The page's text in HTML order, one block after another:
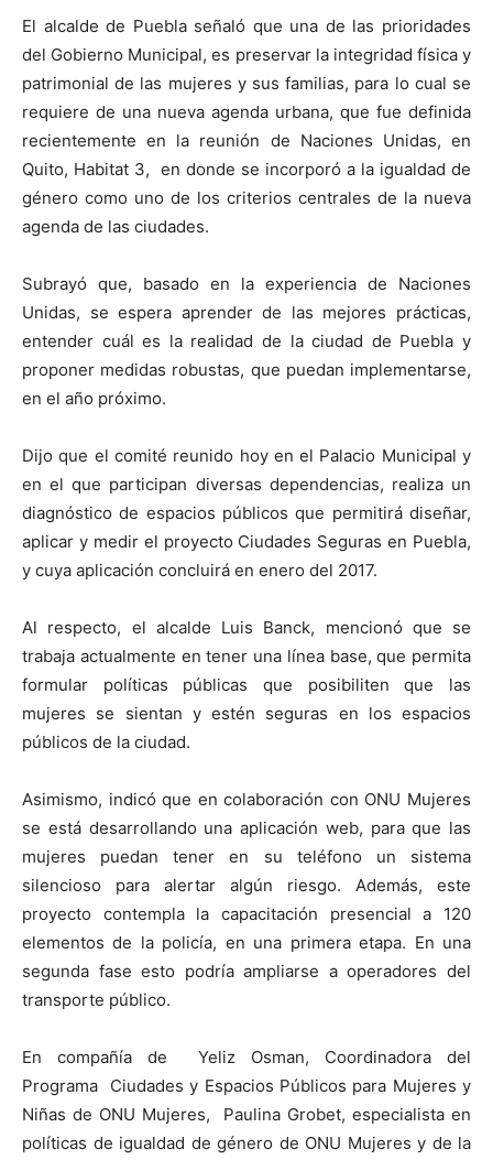
El alcalde de Puebla señaló que una de las prioridades
del Gobierno Municipal, es preservar la integridad física y
patrimonial de las mujeres y sus familias, para lo cual se
requiere de una nueva agenda urbana, que fue definida
recientemente en la reunión de Naciones Unidas, en
Quito, Habitat 3, en donde se incorporó a la igualdad de
género como uno de los criterios centrales de la nueva
agenda de las ciudades.
Subrayó que, basado en la experiencia de Naciones
Unidas, se espera aprender de las mejores prácticas,
entender cuál es la realidad de la ciudad de Puebla y
proponer medidas robustas, que puedan implementarse,
en el año próximo.
Dijo que el comité reunido hoy en el Palacio Municipal y
en el que participan diversas dependencias, realiza un
diagnóstico de espacios públicos que permitirá diseñar,
aplicar y medir el proyecto Ciudades Seguras en Puebla,
y cuya aplicación concluirá en enero del 2017.
Al respecto, el alcalde Luis Banck, mencionó que se
trabaja actualmente en tener una línea base, que permita
formular políticas públicas que posibiliten que las
mujeres se sientan y estén seguras en los espacios
públicos de la ciudad.
Asimismo, indicó que en colaboración con ONU Mujeres
se está desarrollando una aplicación web, para que las
mujeres puedan tener en su teléfono un sistema
silencioso para alertar algún riesgo. Además, este
proyecto contempla la capacitación presencial a 120
elementos de la policía, en una primera etapa. En una
segunda fase esto podría ampliarse a operadores del
transporte público.
En compañía de Yeliz Osman, Coordinadora del
Programa Ciudades y Espacios Públicos para Mujeres y
Niñas de ONU Mujeres, Paulina Grobet, especialista en
políticas de igualdad de género de ONU Mujeres y de la